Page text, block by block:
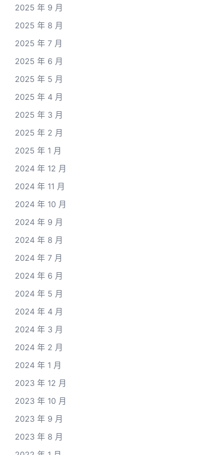
2025 年 9 月
2025 年 8 月
2025 年 7 月
2025 年 6 月
2025 年 5 月
2025 年 4 月
2025 年 3 月
2025 年 2 月
2025 年 1 月
2024 年 12 月
2024 年 11 月
2024 年 10 月
2024 年 9 月
2024 年 8 月
2024 年 7 月
2024 年 6 月
2024 年 5 月
2024 年 4 月
2024 年 3 月
2024 年 2 月
2024 年 1 月
2023 年 12 月
2023 年 10 月
2023 年 9 月
2023 年 8 月